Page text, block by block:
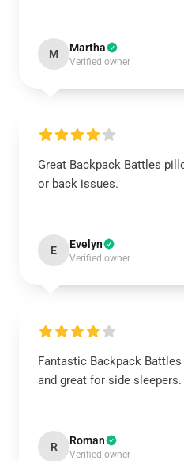
M Martha
Verified owner
Great Backpack Battles
or back issues.
E Evelyn
Verified owner
Fantastic Backpack
and great for side sleepers.
R Roman
Verified owner